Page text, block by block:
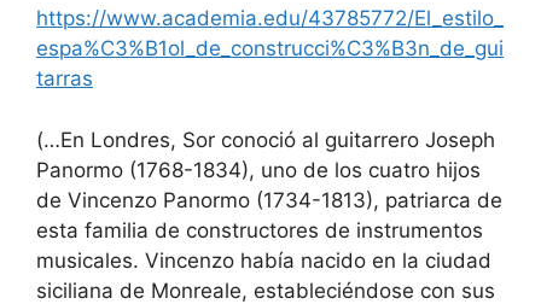
https://www.academia.edu/43785772/El_estilo_
espa%C3%B1ol_de_construcci%C3%B3n_de_gui
tarras
(…En Londres, Sor conoció al guitarrero Joseph
Panormo (1768-1834), uno de los cuatro hijos
de Vincenzo Panormo (1734-1813), patriarca de
esta familia de constructores de instrumentos
musicales. Vincenzo había nacido en la ciudad
siciliana de Monreale, estableciéndose con sus